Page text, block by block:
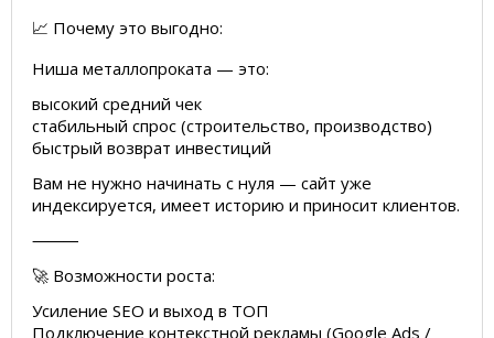
📈 Почему это выгодно:
Ниша металлопроката — это:
высокий средний чек
стабильный спрос (строительство, производство)
быстрый возврат инвестиций
Вам не нужно начинать с нуля — сайт уже
индексируется, имеет историю и приносит клиентов.
⸻
🚀 Возможности роста:
Усиление SEO и выход в ТОП
Подключение контекстной рекламы (Google Ads /